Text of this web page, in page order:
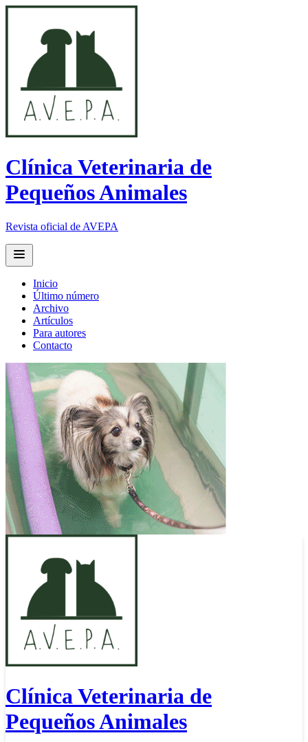
Clínica Veterinaria de
Pequeños Animales
Revista oficial de AVEPA
Open main menu
Inicio
Último número
Archivo
Artículos
Para autores
Contacto
Clínica Veterinaria de
Pequeños Animales